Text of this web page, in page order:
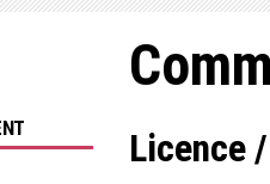
Licence